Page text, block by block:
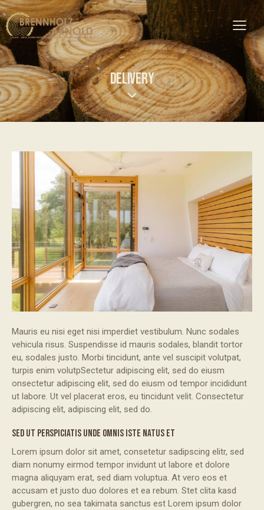
DELIVERY
Mauris eu nisi eget nisi imperdiet vestibulum. Nunc sodales
vehicula risus. Suspendisse id mauris sodales, blandit tortor
eu, sodales justo. Morbi tincidunt, ante vel suscipit volutpat,
turpis enim volutpSectetur adipiscing elit, sed do eiusm
onsectetur adipiscing elit, sed do eiusm od tempor incididunt
ut labore. Ut vel placerat eros, eu tincidunt velit. Consectetur
adipiscing elit, adipiscing elit, sed do.
SED UT PERSPICIATIS UNDE OMNIS ISTE NATUS ET
Lorem ipsum dolor sit amet, consetetur sadipscing elitr, sed
diam nonumy eirmod tempor invidunt ut labore et dolore
magna aliquyam erat, sed diam voluptua. At vero eos et
accusam et justo duo dolores et ea rebum. Stet clita kasd
gubergren, no sea takimata sanctus est Lorem ipsum dolor